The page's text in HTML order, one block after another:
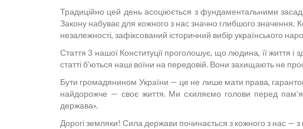
Традиційно цей день асоціюється з фундаментальними
Закону набуває для кожного з нас значно глибшого значення.
незалежності, зафіксований історичний вибір українського
Стаття 3 нашої Конституції проголошує, що людина, її життя і
статті б’ються наші воїни на передовій. Вони захищають не
Бути громадянином України — це не лише мати права,
найдорожче — своє життя. Ми схиляємо голови перед
держава».
Дорогі земляки! Сила держави починається з кожного з нас —